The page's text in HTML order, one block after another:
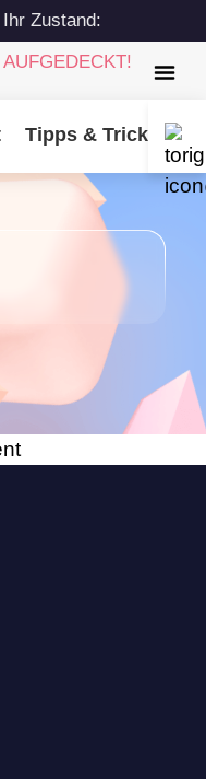
Ihr Zustand:
AUFGEDECKT!
Tipps & Tricks